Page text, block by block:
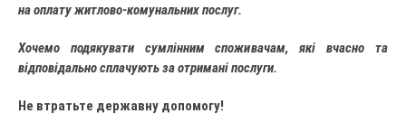
на оплатужитлово-комунальних послуг.
Хочемо подякувати сумлінним споживачам, які вчасно та
відповідально сплачують за отримані послуги.
Не втратьте державну допомогу!